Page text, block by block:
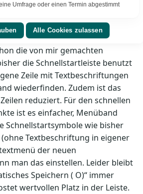
Channel“ hat Microsoft im
„aufgehübscht“
die von mir gemachten
die Schnellstartleiste benutzt
Zeile mit Textbeschriftungen
wiederfinden. Zudem ist das
reduziert. Für den schnellen
ist es einfacher, Menüband
Schnellstartsymbole wie bisher
Textbeschriftung in eigener
der neuen
man das einstellen. Leider bleibt
Speichern ( O)“ immer
wertvollen Platz in der Leiste.
Umfrage oder einen Termin abgestimmt